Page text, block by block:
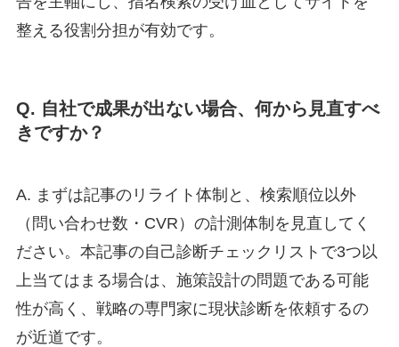
整える役割分担が有効です。
Q. 自社で成果が出ない場合、何から見直すべ
きですか？
A. まずは記事のリライト体制と、検索順位以外
（問い合わせ数・CVR）の計測体制を見直してく
ださい。本記事の自己診断チェックリストで3つ以
上当てはまる場合は、施策設計の問題である可能
性が高く、戦略の専門家に現状診断を依頼するの
が近道です。